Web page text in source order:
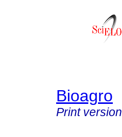
Bioagro
Print version